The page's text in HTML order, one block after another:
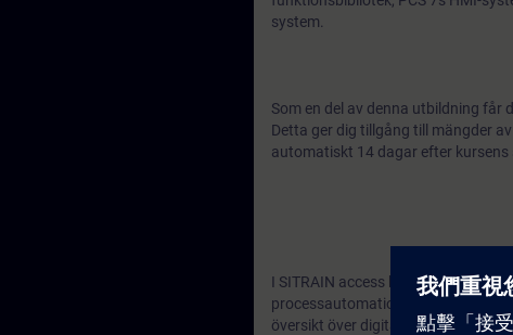
system.
Som en del av denna utbildning får
Detta ger dig tillgång till mängder
automatiskt 14 dagar efter kursens
I SITRAIN access hittar du
processautomation, PROFINET
översikt över digitalisering i